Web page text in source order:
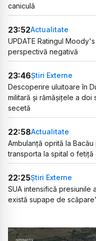
caniculă
23:52Actualitate
UPDATE Ratingul
perspectivă negativă
23:46Știri Externe
Descoperire uluitoare în
militară și rămășițele a
secetă
22:58Actualitate
Ambulanță oprită la
transporta la spital o fetiță
22:25Știri Externe
SUA intensifică presiunile
există supape de